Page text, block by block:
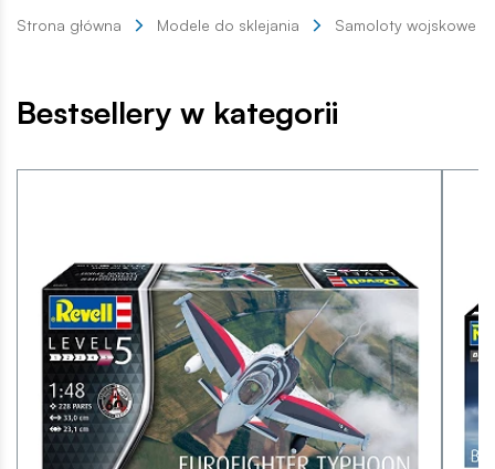
Strona główna Modele do sklejania Samoloty wojskowe
Bestsellery w kategorii